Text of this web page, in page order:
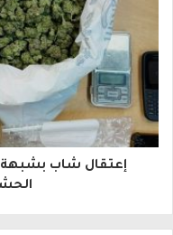
ك
ر
و
إعتقال شاب بشبهة